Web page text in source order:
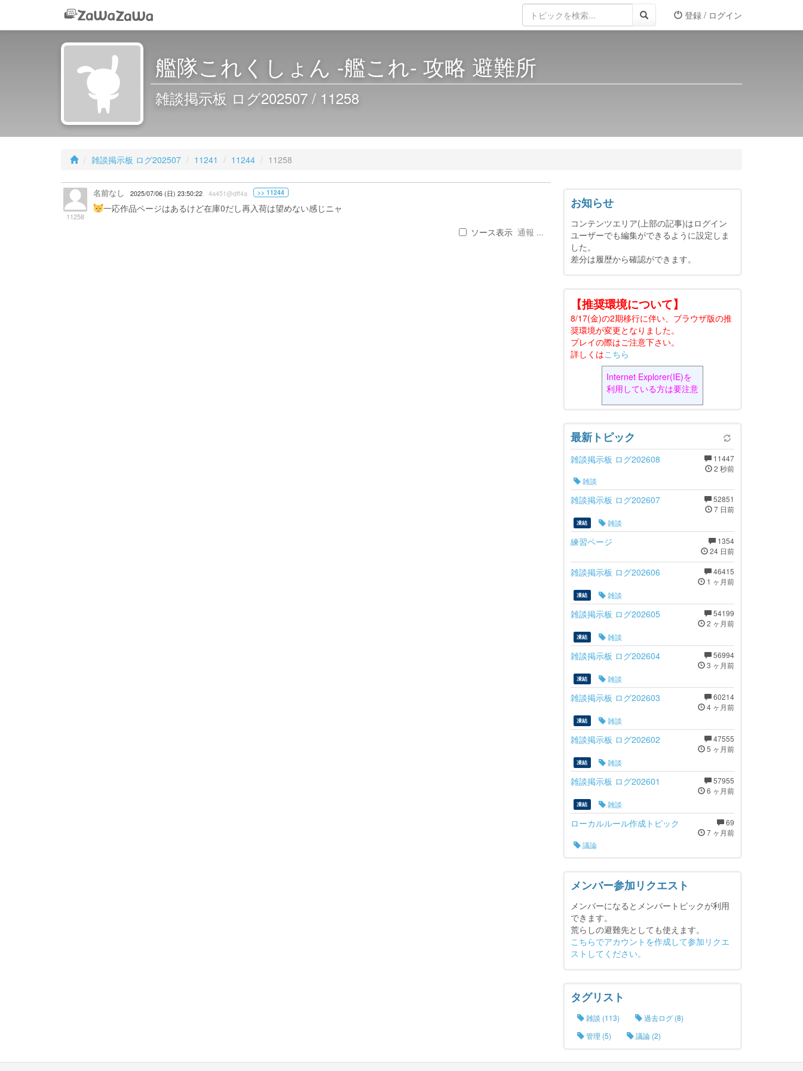
登録 / ログイン
艦隊これくしょん -艦これ- 攻略 避難所
雑談掲示板 ログ202507 / 11258
雑談掲示板 ログ202507 11241 11244 11258
11258
名前なし 2025/07/06 (日) 23:50:22 4a451@dff4a >> 11244
一応作品ページはあるけど在庫0だし再入荷は望めない感じニャ
ソース表示 通報 ...
お知らせ
コンテンツエリア(上部の記事)はログイン
ユーザーでも編集ができるように設定しま
した。
差分は履歴から確認ができます。
【推奨環境について】
8/17(金)の2期移行に伴い、ブラウザ版の推
奨環境が変更となりました。
プレイの際はご注意下さい。
詳しくはこちら
Internet Explorer(IE)を
利用している方は要注意
最新トピック
11447
2 秒前
雑談掲示板 ログ202608
雑談
52851
7 日前
雑談掲示板 ログ202607
凍結
雑談
1354
24 日前
練習ページ
46415
1 ヶ月前
雑談掲示板 ログ202606
凍結
雑談
54199
2 ヶ月前
雑談掲示板 ログ202605
凍結
雑談
56994
3 ヶ月前
雑談掲示板 ログ202604
凍結
雑談
60214
4 ヶ月前
雑談掲示板 ログ202603
凍結
雑談
47555
5 ヶ月前
雑談掲示板 ログ202602
凍結
雑談
57955
6 ヶ月前
雑談掲示板 ログ202601
凍結
雑談
69
7 ヶ月前
ローカルルール作成トピック
議論
メンバー参加リクエスト
メンバーになるとメンバートピックが利用
できます。
荒らしの避難先としても使えます。
こちらでアカウントを作成して参加リクエ
ストしてください。
タグリスト
雑談 (113)
過去ログ (8)
管理 (5)
議論 (2)